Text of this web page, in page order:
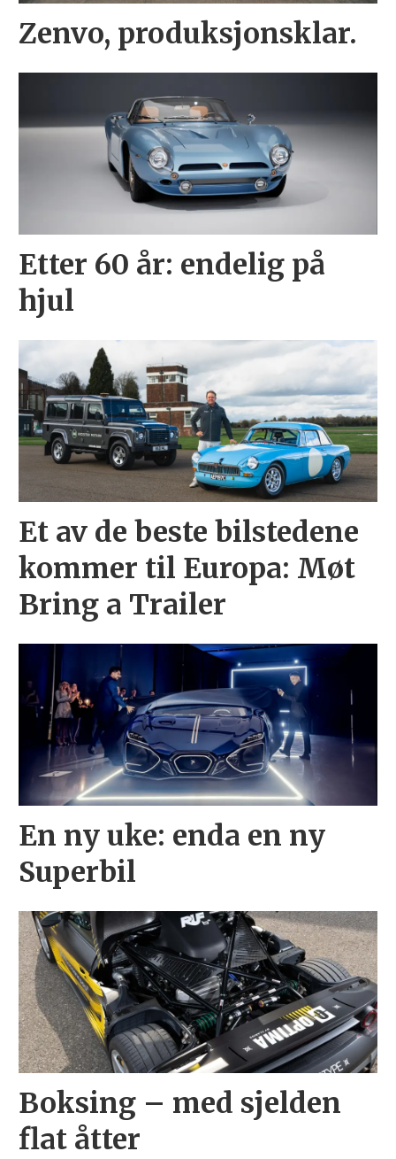
Zenvo, produksjonsklar.
Etter 60 år: endelig på
hjul
Et av de beste bilstedene
kommer til Europa: Møt
Bring a Trailer
En ny uke: enda en ny
Superbil
Boksing – med sjelden
flat åtter